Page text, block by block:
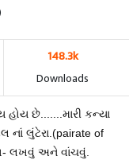
148.3k
Downloads
હોય છે.......મારી કન્યા
નાં લુંટેરા.(pairate of
લખવું અને વાંચવું.